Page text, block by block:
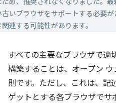
古いブラウザをサポートする必要
連する可能性があります。
すべての主要なブラウザで適
構築することは、オープン
則です。ただし、これは、記
ゲットとする各ブラウザで